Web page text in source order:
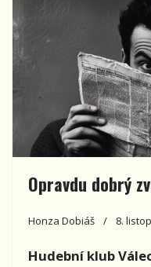
Opravdu dobrý
Honza Dobiáš 8.
Hudební klub